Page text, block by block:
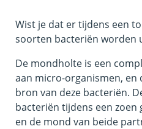
Wist je dat er tijdens een
soorten bacteriën worden
De mondholte is een
aan micro-organismen, en
bron van deze bacteriën.
bacteriën tijdens een
en de mond van beide